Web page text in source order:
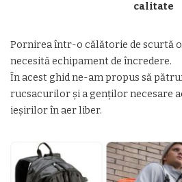
calitate
Pornirea într-o călătorie de scurtă
necesită echipament de încredere.
În acest ghid ne-am propus să
rucsacurilor și a genților necesare
ieșirilor în aer liber.